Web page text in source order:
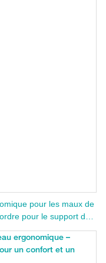
pour les maux de
pour le support du